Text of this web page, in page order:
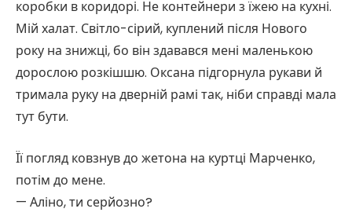
коробки в коридорі. Не контейнери з їжею на кухні.
Мій халат. Світло-сірий, куплений після Нового
року на знижці, бо він здавався мені маленькою
дорослою розкішшю. Оксана підгорнула рукави й
тримала руку на дверній рамі так, ніби справді мала
тут бути.
Її погляд ковзнув до жетона на куртці Марченко,
потім до мене.
— Аліно, ти серйозно?